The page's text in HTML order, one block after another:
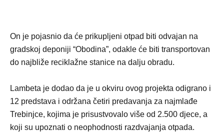
On je pojasnio da će prikupljeni otpad biti odvajan na
gradskoj deponiji “Obodina”, odakle će biti transportovan
do najbliže reciklažne stanice na dalju obradu.
Lambeta je dodao da je u okviru ovog projekta odigrano i
12 predstava i održana četiri predavanja za najmlađe
Trebinjce, kojima je prisustvovalo više od 2.500 djece, a
koji su upoznati o neophodnosti razdvajanja otpada.